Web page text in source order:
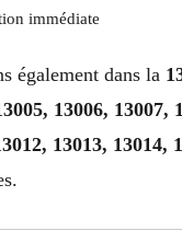
immédiate
également dans la
13006, 13007,
13013, 13014,